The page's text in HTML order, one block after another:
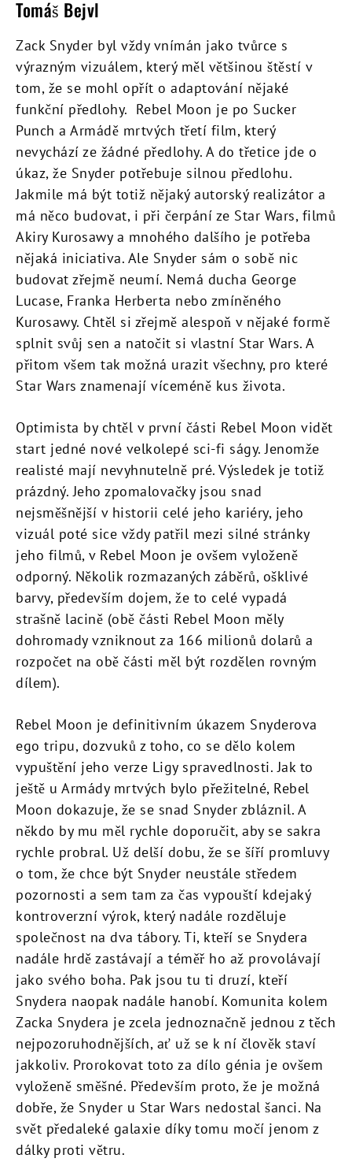
Tomáš Bejvl
Zack Snyder byl vždy vnímán jako tvůrce s
výrazným vizuálem, který měl většinou štěstí v
tom, že se mohl opřít o adaptování nějaké
funkční předlohy. Rebel Moon je po Sucker
Punch a Armádě mrtvých třetí film, který
nevychází ze žádné předlohy. A do třetice jde o
úkaz, že Snyder potřebuje silnou předlohu.
Jakmile má být totiž nějaký autorský realizátor a
má něco budovat, i při čerpání ze Star Wars, filmů
Akiry Kurosawy a mnohého dalšího je potřeba
nějaká iniciativa. Ale Snyder sám o sobě nic
budovat zřejmě neumí. Nemá ducha George
Lucase, Franka Herberta nebo zmíněného
Kurosawy. Chtěl si zřejmě alespoň v nějaké formě
splnit svůj sen a natočit si vlastní Star Wars. A
přitom všem tak možná urazit všechny, pro které
Star Wars znamenají víceméně kus života.
Optimista by chtěl v první části Rebel Moon vidět
start jedné nové velkolepé sci-fi ságy. Jenomže
realisté mají nevyhnutelně pré. Výsledek je totiž
prázdný. Jeho zpomalovačky jsou snad
nejsměšnější v historii celé jeho kariéry, jeho
vizuál poté sice vždy patřil mezi silné stránky
jeho filmů, v Rebel Moon je ovšem vyloženě
odporný. Několik rozmazaných záběrů, ošklivé
barvy, především dojem, že to celé vypadá
strašně lacině (obě části Rebel Moon měly
dohromady vzniknout za 166 milionů dolarů a
rozpočet na obě části měl být rozdělen rovným
dílem).
Rebel Moon je definitivním úkazem Snyderova
ego tripu, dozvuků z toho, co se dělo kolem
vypuštění jeho verze Ligy spravedlnosti. Jak to
ještě u Armády mrtvých bylo přežitelné, Rebel
Moon dokazuje, že se snad Snyder zbláznil. A
někdo by mu měl rychle doporučit, aby se sakra
rychle probral. Už delší dobu, že se šíří promluvy
o tom, že chce být Snyder neustále středem
pozornosti a sem tam za čas vypouští kdejaký
kontroverzní výrok, který nadále rozděluje
společnost na dva tábory. Ti, kteří se Snydera
nadále hrdě zastávají a téměř ho až provolávají
jako svého boha. Pak jsou tu ti druzí, kteří
Snydera naopak nadále hanobí. Komunita kolem
Zacka Snydera je zcela jednoznačně jednou z těch
nejpozoruhodnějších, ať už se k ní člověk staví
jakkoliv. Prorokovat toto za dílo génia je ovšem
vyloženě směšné. Především proto, že je možná
dobře, že Snyder u Star Wars nedostal šanci. Na
svět předaleké galaxie díky tomu močí jenom z
dálky proti větru.